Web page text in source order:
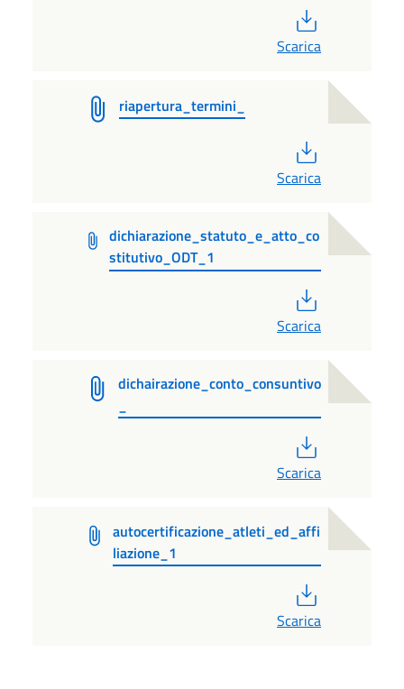
Scarica
riapertura_termini_
Scarica
dichiarazione_statuto_e_atto_co
stitutivo_ODT_1
Scarica
dichairazione_conto_consuntivo
Scarica
autocertificazione_atleti_ed_affi
liazione_1
Scarica